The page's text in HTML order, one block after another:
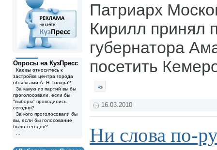
Опросы на КузПресс
Как вы относитесь к
застройке центра города
объектами А. Н. Говора?
За какую из партий вы бы
проголосовали, если бы
"выборы" проводились
сегодня?
За кого проголосовали бы
вы, если бы голосование
было сегодня?
Патриарх
Кирилл принял
губернатора
посетить
16.03.2010
Ни слова по-